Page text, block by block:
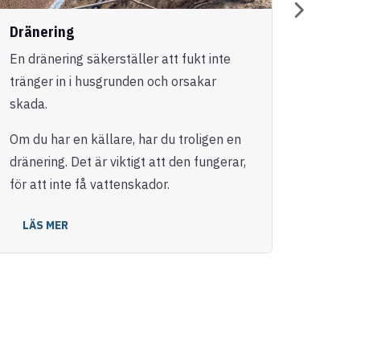
Dränering
En dränering säkerställer att fukt inte
tränger in i husgrunden och orsakar
skada.
Om du har en källare, har du troligen en
dränering. Det är viktigt att den fungerar,
för att inte få vattenskador.
LÄS MER